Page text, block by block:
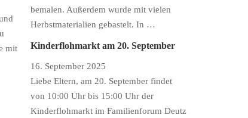
mit
bemalen. Außerdem wurde mit vielen
Herbstmaterialien gebastelt. In …
Kinderflohmarkt am 20. September
16. September 2025
Liebe Eltern, am 20. September findet
von 10:00 Uhr bis 15:00 Uhr der
Kinderflohmarkt im Familienforum Deutz